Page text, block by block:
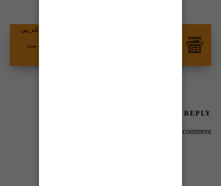
گوگل نیوز پر ٹائمز آف کراچی کو فالو کریں
اور اپنی پسندیدہ مواد کو زیادہ تیزی سے
LEAVE A REPLY
to post a comment.